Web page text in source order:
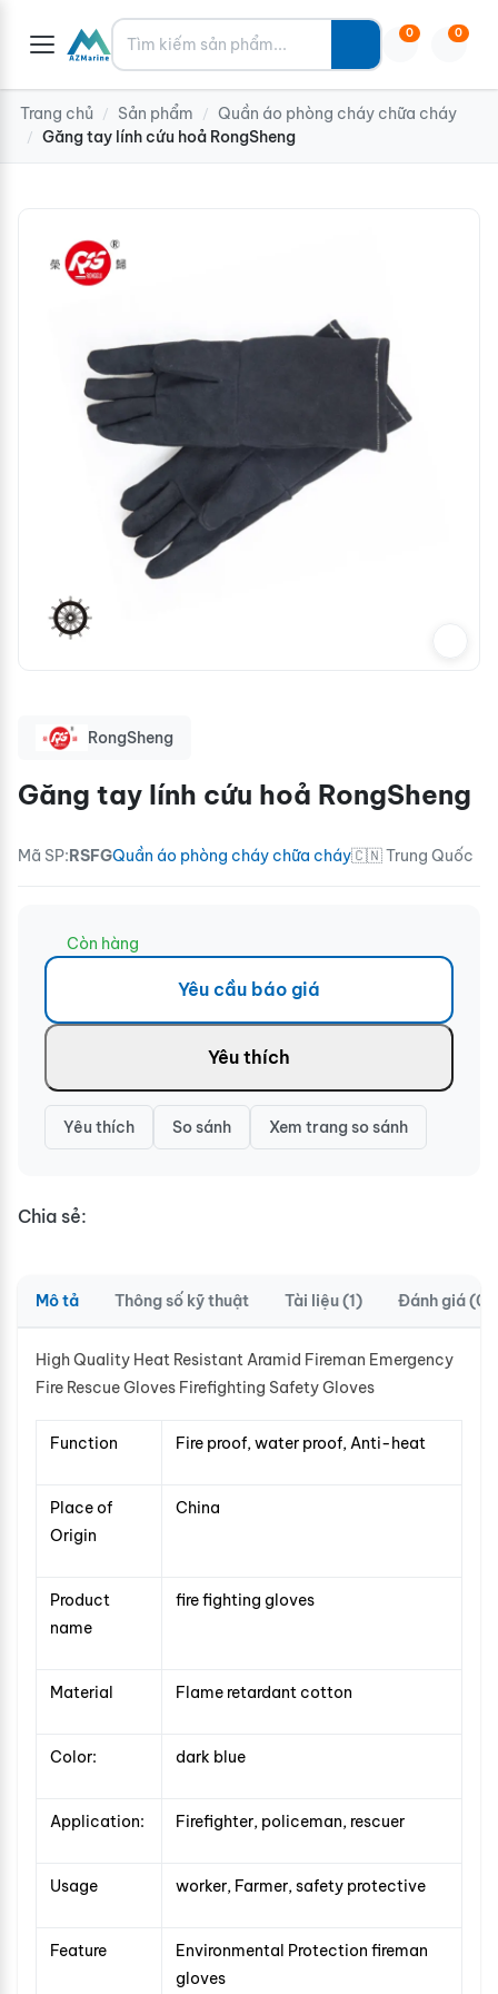
Tìm kiếm 0 0
Trang chủ / Sản phẩm / Quần áo phòng cháy chữa cháy
/ Găng tay lính cứu hoả RongSheng
RongSheng
Găng tay lính cứu hoả RongSheng
Mã SP:RSFGQuần áo phòng cháy chữa cháy🇨🇳 Trung Quốc
Còn hàng
Yêu cầu báo giá
Yêu thích
Yêu thích So sánh Xem trang so sánh
Chia sẻ:
Mô tả Thông số kỹ thuật Tài liệu (1) Đánh giá (0)
High Quality Heat Resistant Aramid Fireman Emergency
Fire Rescue Gloves Firefighting Safety Gloves
Function Fire proof, water proof, Anti-heat
Place of
Origin
China
Product
name
fire fighting gloves
Material Flame retardant cotton
Color: dark blue
Application: Firefighter, policeman, rescuer
Usage worker, Farmer, safety protective
Feature
Environmental Protection fireman
gloves